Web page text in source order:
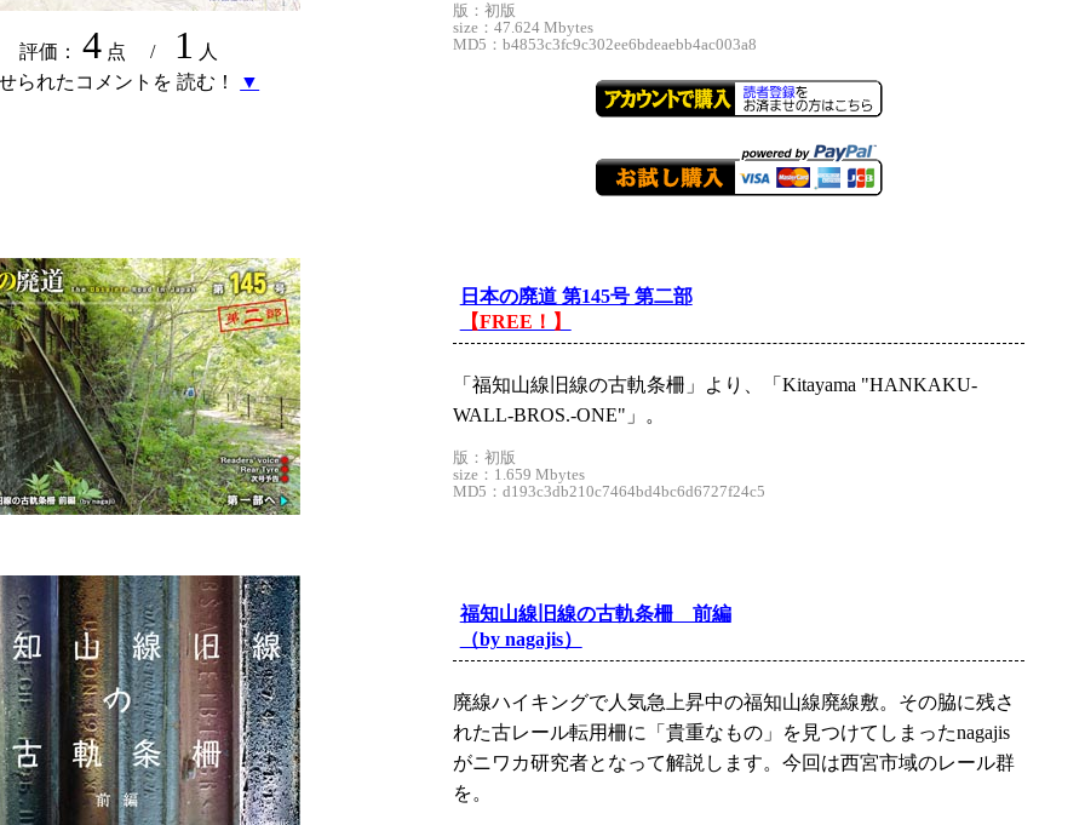
評価：4 点 / 1 人
られたコメントを 読む！
▼
版：初版
size：47.624 Mbytes
MD5：b4853c3fc9c302ee6bdeaebb4ac003a8
日本の廃道 第145号 第二部
【FREE！】
「福知山線旧線の古軌条柵」より、「Kitayama "HANKAKU-
WALL-BROS.-ONE"」。
版：初版
size：1.659 Mbytes
MD5：d193c3db210c7464bd4bc6d6727f24c5
福知山線旧線の古軌条柵 前編
（by nagajis）
廃線ハイキングで人気急上昇中の福知山線廃線敷。その脇に残さ
れた古レール転用柵に「貴重なもの」を見つけてしまったnagajis
がニワカ研究者となって解説します。今回は西宮市域のレール群
を。